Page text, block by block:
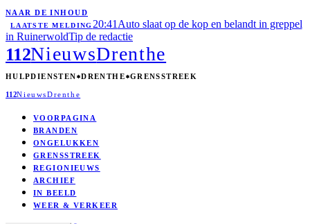
NAAR DE INHOUD
LAATSTE MELDING 20:41 Auto slaat op de kop en belandt in greppel
in RuinerwoldTip de redactie
112NieuwsDrenthe
HULPDIENSTEN DRENTHE GRENSSTREEK
112NieuwsDrenthe
VOORPAGINA
BRANDEN
ONGELUKKEN
GRENSSTREEK
REGIONIEUWS
ARCHIEF
IN BEELD
WEER & VERKEER